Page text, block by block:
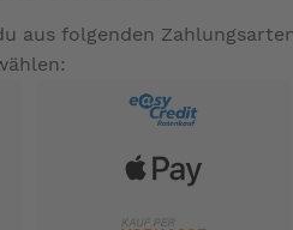
aus folgenden